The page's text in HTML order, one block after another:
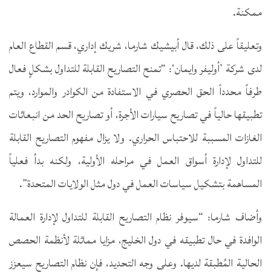
ممكنة.
وتعليقاً على ذلك، قال أبيشيك شارما، شريك إداري، قسم القطاع العام
لدى شركة ’أوليفر وايمان‘: “تمنح التصاريح القابلة للتداول بشكلٍ فعال
طرفاً محدداً الحق الحصري في الاستفادة من الكوادر والموارد، ويتم
تطبيقها حالياً في تصاريح سيارات الأجرة، أو تصاريح الحد من انبعاثات
الغازات المسببة للاحتباس الحراري. ولا يزال مفهوم التصاريح القابلة
للتداول لإدارة أسواق العمل في مراحله الأولية، ولكنه بدأ فعلياً
المساهمة بتشكيل سياسات العمل في دول مثل الولايات المتحدة”.
وأضاف شارما: “سيوفر نظام التصاريح القابلة للتداول لإدارة العمالة
الوافدة في حال تطبيقه في دول الخليج، مزايا مماثلة لأنظمة الحصص
الحالية المُطبقة لديها. وعلى وجه التحديد، فإن نظام التصاريح سيعزز